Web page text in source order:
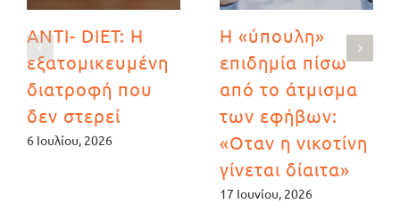
ANTI- DIET: Η
εξατομικευμένη
διατροφή που
δεν στερεί
6 Ιουλίου, 2026
Η «ύπουλη»
επιδημία πίσω
από το άτμισμα
των εφήβων:
«Οταν η νικοτίνη
γίνεται δίαιτα»
17 Ιουνίου, 2026